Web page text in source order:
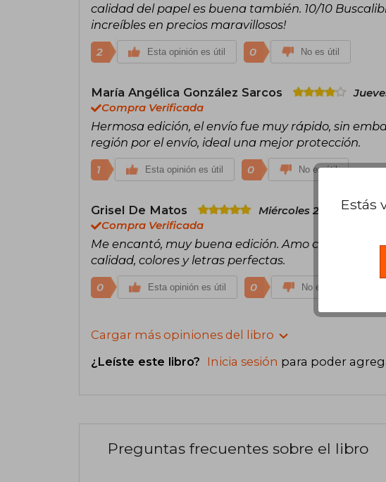
calidad del papel es buena también. 10/10
increíbles en precios maravillosos!
2 Esta opinión es útil 0 No es útil
María Angélica González Sarcos
Compra Verificada
Hermosa edición, el envío fue muy rápido, sin
región por el envío, ideal una mejor protección.
1 Esta opinión es útil 0 No es útil
Grisel De Matos
Miércoles 25 de
Compra Verificada
Me encantó, muy buena edición. Amo como se ve
calidad, colores y letras perfectas.
0 Esta opinión es útil 0 No es útil
Cargar más opiniones del libro
¿Leíste este libro? Inicia sesión para poder
Preguntas frecuentes sobre el libro
Estás